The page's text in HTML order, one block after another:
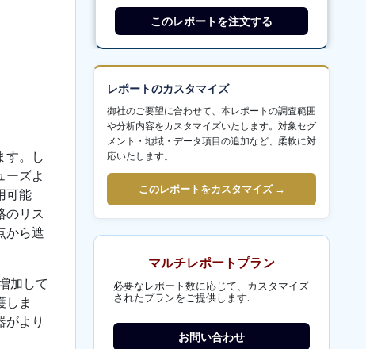
す。し
ーズよ
可能
のリス
から遮
加して
しま
がより
このレポートを注文する
レポートのカスタマイズ
御社のご要望に合わせて、本レポートの調査範囲
や分析内容をカスタマイズいたします。対象セグ
メント・地域・データ項目の追加など、柔軟に対
応いたします。
このレポートをカスタマイズ →
マルチレポートプラン
必要なレポート数に応じて、カスタマイズ
されたプランをご提供します.
お問い合わせ